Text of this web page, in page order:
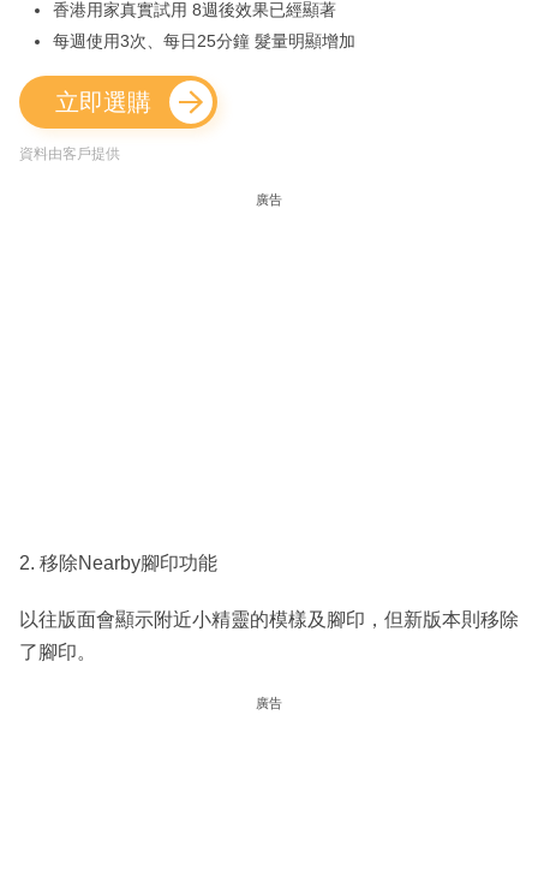
香港用家真實試用 8週後效果已經顯著
每週使用3次、每日25分鐘 髮量明顯增加
立即選購
資料由客戶提供
廣告
2. 移除Nearby腳印功能
以往版面會顯示附近小精靈的模樣及腳印，但新版本則移除
了腳印。
廣告